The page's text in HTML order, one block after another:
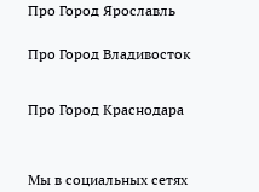
Про Город Ярославль
Про Город Владивосток
Про Город Краснодара
Мы в социальных сетях